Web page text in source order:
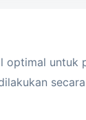
optimal untuk